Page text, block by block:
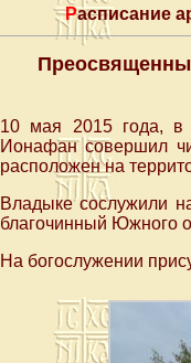
Расписание
10 мая 2015 года, в
Ионафан совершил
расположен на
Владыке сослужили
благочинный Южного
На богослужении